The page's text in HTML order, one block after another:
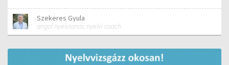
Szekeres Gyula
angol nyelvtanár, nyelvi coach